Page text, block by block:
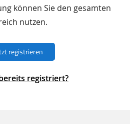
können Sie den gesamten
nutzen.
registrieren
registriert?